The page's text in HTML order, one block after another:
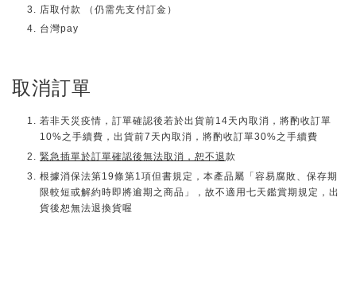
店取付款 （仍需先支付訂金）
台灣pay
取消訂單
若非天災疫情，訂單確認後若於出貨前14天內取消，將酌收訂單
10%之手續費，出貨前7天內取消，將酌收訂單30%之手續費
緊急插單於訂單確認後無法取消，恕不退款
根據消保法第19條第1項但書規定，本產品屬「容易腐敗、保存期
限較短或解約時即將逾期之商品」，故不適用七天鑑賞期規定，出
貨後恕無法退換貨喔